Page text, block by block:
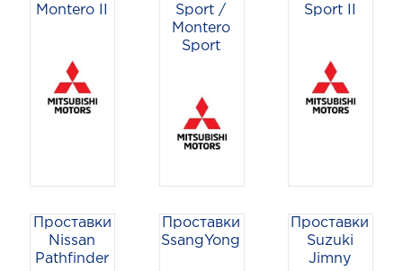
Montero II
Sport /
Montero
Sport
Sport II
Проставки
Nissan
Pathfinder
Проставки
SsangYong
Проставки
Suzuki
Jimny